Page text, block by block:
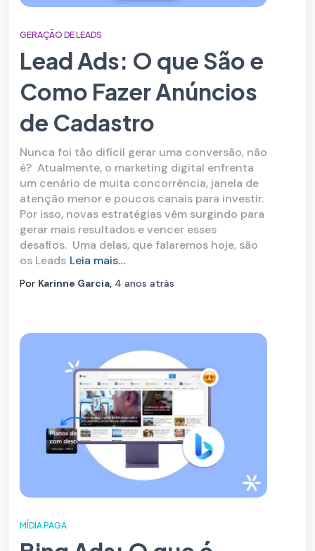
GERAÇÃO DE LEADS
Lead Ads: O que São e
Como Fazer Anúncios
de Cadastro
Nunca foi tão difícil gerar uma conversão, não
é? Atualmente, o marketing digital enfrenta
um cenário de muita concorrência, janela de
atenção menor e poucos canais para investir.
Por isso, novas estratégias vêm surgindo para
gerar mais resultados e vencer esses
desafios. Uma delas, que falaremos hoje, são
os Leads Leia mais…
Por Karinne Garcia 4 anos atrás
MÍDIA PAGA